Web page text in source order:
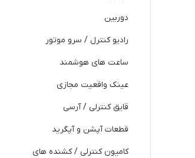
دوربین
رادیو کنترل / سرو موتور
ساعت های هوشمند
عینک واقعیت مجازی
قایق کنترلی / آرسی
قطعات آپشن و آپگرید
کامیون کنترلی / کشنده های